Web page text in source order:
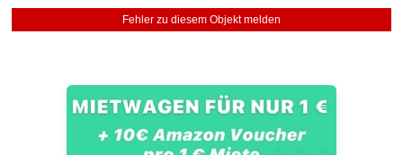
Fehler zu diesem Objekt melden